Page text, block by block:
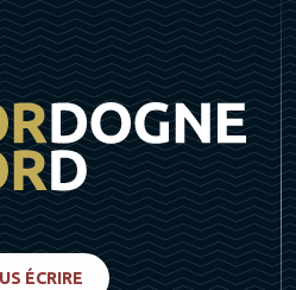
ÉCRIRE